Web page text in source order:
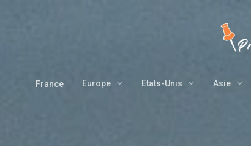
France Europe Etats-Unis Asie